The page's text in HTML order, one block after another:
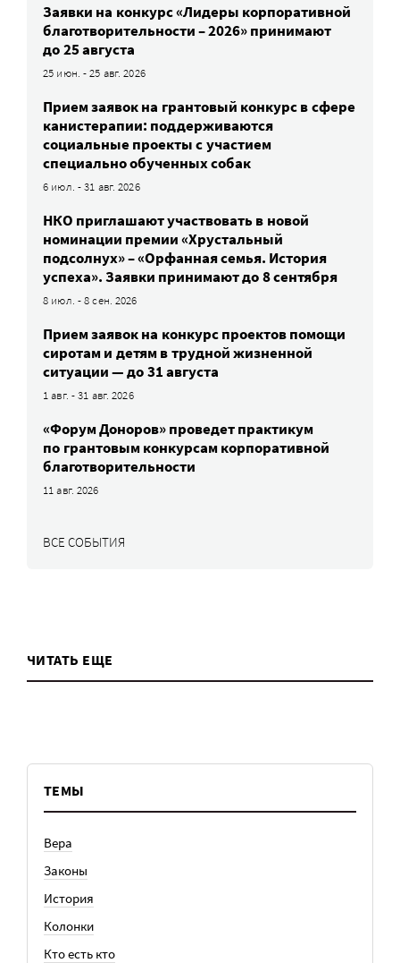
Заявки на конкурс «Лидеры корпоративной
благотворительности – 2026» принимают
до 25 августа
25 июн. - 25 авг. 2026
Прием заявок на грантовый конкурс в сфере
канистерапии: поддерживаются
социальные проекты с участием
специально обученных собак
6 июл. - 31 авг. 2026
НКО приглашают участвовать в новой
номинации премии «Хрустальный
подсолнух» – «Орфанная семья. История
успеха». Заявки принимают до 8 сентября
8 июл. - 8 сен. 2026
Прием заявок на конкурс проектов помощи
сиротам и детям в трудной жизненной
ситуации — до 31 августа
1 авг. - 31 авг. 2026
«Форум Доноров» проведет практикум
по грантовым конкурсам корпоративной
благотворительности
11 авг. 2026
ВСЕ СОБЫТИЯ
ЧИТАТЬ ЕЩЕ
ТЕМЫ
Вера
Законы
История
Колонки
Кто есть кто